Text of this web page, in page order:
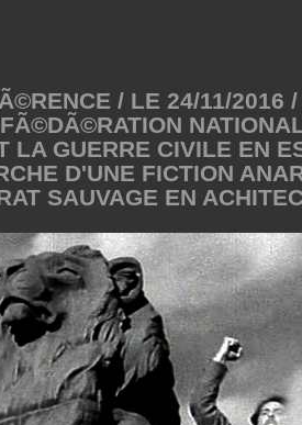
/ LE 24/11/2016
LA GUERRE CIVILE EN
D'UNE FICTION
SAUVAGE EN